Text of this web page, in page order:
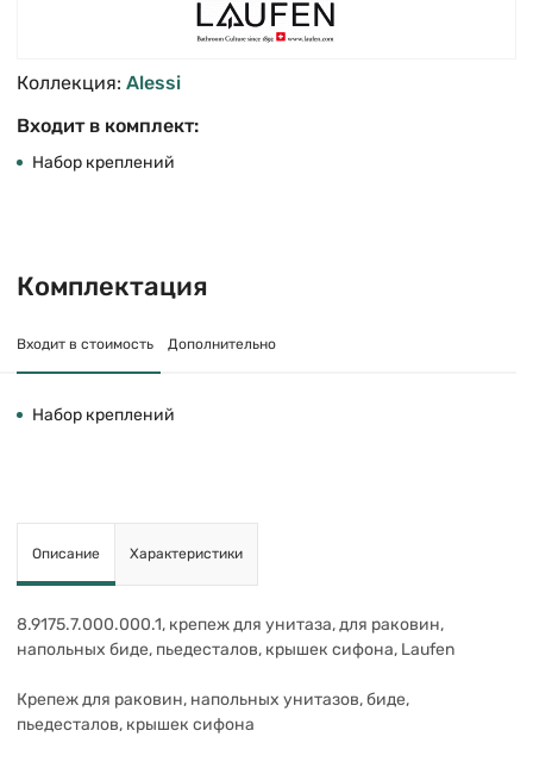
Коллекция: Alessi
Входит в комплект:
Набор креплений
Комплектация
Входит в стоимость Дополнительно
Набор креплений
Описание Характеристики
8.9175.7.000.000.1, крепеж для унитаза, для раковин,
напольных биде, пьедесталов, крышек сифона, Laufen
Крепеж для раковин, напольных унитазов, биде,
пьедесталов, крышек сифона